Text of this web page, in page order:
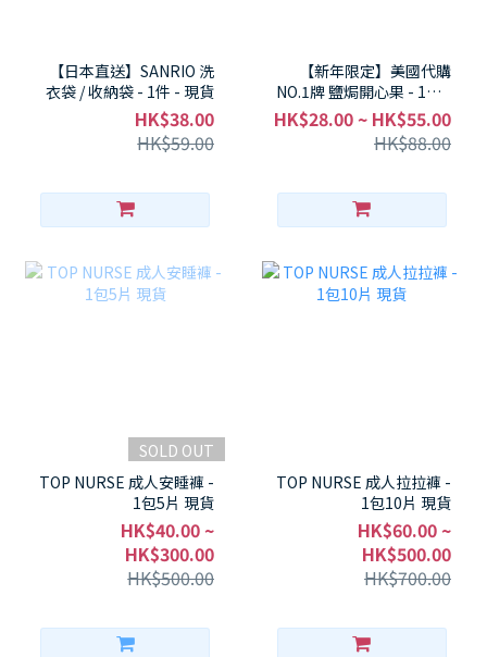
【日本直送】SANRIO 洗
衣袋 / 收納袋 - 1件 - 現貨
HK$38.00
HK$59.00
【新年限定】美國代購
NO.1牌 鹽焗開心果 - 1件 -
現貨
HK$28.00 ~ HK$55.00
HK$88.00
SOLD OUT
TOP NURSE 成人安睡褲 -
1包5片 現貨
HK$40.00 ~
HK$300.00
HK$500.00
TOP NURSE 成人拉拉褲 -
1包10片 現貨
HK$60.00 ~
HK$500.00
HK$700.00